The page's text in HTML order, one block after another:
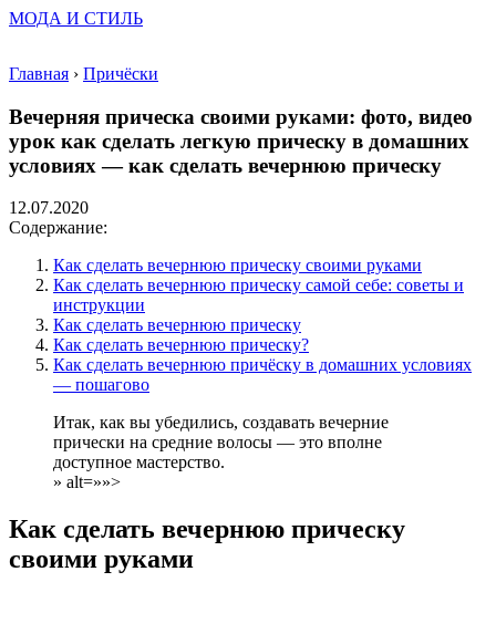
МОДА И СТИЛЬ
Главная › Причёски
Вечерняя прическа своими руками: фото, видео
урок как сделать легкую прическу в домашних
условиях — как сделать вечернюю прическу
12.07.2020
Содержание:
Как сделать вечернюю прическу своими руками
Как сделать вечернюю прическу самой себе: советы и
инструкции
Как сделать вечернюю прическу
Как сделать вечернюю прическу?
Как сделать вечернюю причёску в домашних условиях
— пошагово
Итак, как вы убедились, создавать вечерние
прически на средние волосы — это вполне
доступное мастерство.
» alt=»»>
Как сделать вечернюю прическу
своими руками